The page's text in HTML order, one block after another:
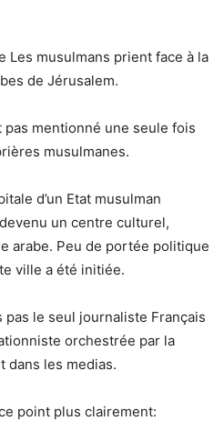
Les musulmans prient face à la
de Jérusalem.
pas mentionné une seule fois
musulmanes.
d’un Etat musulman
un centre culturel,
arabe. Peu de portée politique
ville a été initiée.
pas le seul journaliste Français
orchestrée par la
dans les medias.
point plus clairement: